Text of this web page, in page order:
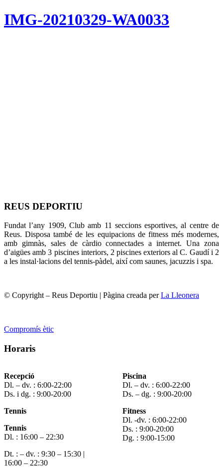
IMG-20210329-WA0033
REUS DEPORTIU
Fundat l’any 1909, Club amb 11 seccions esportives, al centre de
Reus. Disposa també de les equipacions de fitness més modernes,
amb gimnàs, sales de càrdio connectades a internet. Una zona
d’aigües amb 3 piscines interiors, 2 piscines exteriors al C. Gaudí i 2
a les instal·lacions del tennis-pàdel, així com saunes, jacuzzis i spa.
© Copyright – Reus Deportiu | Pàgina creada perLa Lleonera
Compromís ètic
Horaris
Recepció
Dl. – dv. : 6:00-22:00
Ds. i dg. : 9:00-20:00
Tennis
Tennis
Dl. : 16:00 – 22:30
Dt. : – dv. : 9:30 – 15:30 |
16:00 – 22:30
Piscina
Dl. – dv. : 6:00-22:00
Ds. – dg. : 9:00-20:00
Fitness
Dl. -dv. : 6:00-22:00
Ds. : 9:00-20:00
Dg. : 9:00-15:00